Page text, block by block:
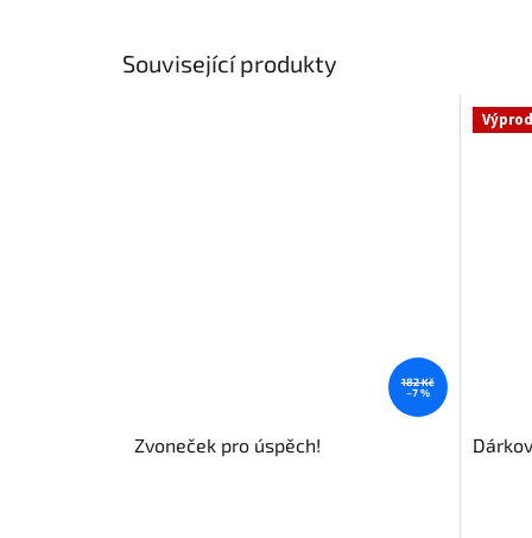
Související produkty
182 Kč
–7 %
Zvoneček pro úspěch!